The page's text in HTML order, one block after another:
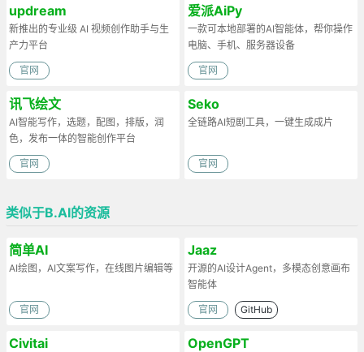
updream
新推出的专业级 AI 视频创作助手与生
产力平台
官网
爱派AiPy
一款可本地部署的AI智能体，帮你操作
电脑、手机、服务器设备
官网
讯飞绘文
AI智能写作，选题，配图，排版，润
色，发布一体的智能创作平台
官网
Seko
全链路AI短剧工具，一键生成成片
官网
类似于B.AI的资源
简单AI
AI绘图，AI文案写作，在线图片编辑等
官网
Jaaz
开源的AI设计Agent，多模态创意画布
智能体
官网 GitHub
Civitai OpenGPT